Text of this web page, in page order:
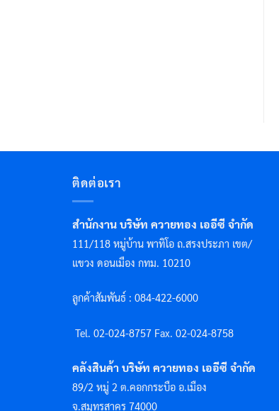
ติดต่อเรา
สำนักงาน บริษัท ควายทอง เออีซี จำกัด
111/118 หมู่บ้าน พาทิโอ ถ.สรงประภา เขต/
แขวง ดอนเมือง กทม. 10210
ลูกค้าสัมพันธ์ : 084-422-6000
Tel. 02-024-8757 Fax. 02-024-8758
คลังสินค้า บริษัท ควายทอง เออีซี จำกัด
89/2 หมู่ 2 ต.คอกกระบือ อ.เมือง
จ.สมุทรสาคร 74000